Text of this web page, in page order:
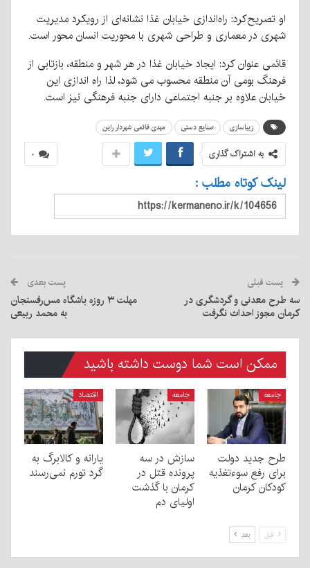
او تصریح‌کرد: راه‌اندازی خیابان غذا نشانه‌ای از رویکرد مدیریت
شهری در معماری و طراحی شهری با محوریت انسان محور است.
قائمی عنوان کرد: ایجاد خیابان غذا در هر شهر و منطقه‌، بازتابی از
فرهنگ بومی آن منطقه محسوب می شود، لذا راه اندازی این
خیابان علاوه بر جنبه اجتماعی دارای جنبه فرهنگی نیز است.
زیباسازی صنایع دستی مهدی قائمی شهردار راین
۰ به اشتراک گذاری
لینک کوتاه مطلب :
پست قبلی
سه طرح معدنی و گردشگری در
کرمان مجوز احداث نگرفت
پست بعدی
مهلت ۳ روزه باشگاه مس‌رفسنجان
به محمد ربیعی
ممکن است شما دوست داشته باشید
جامعه
طرح جدید دولت
برای رفع سوءتغذیه
کودکان کرمان
جامعه
سازش در سه
پرونده قتل در
کرمان با گذشت
اولیای دم
اقتصاد
یارانه و کالابرگ به
گرد تورم نمی‌رسند
قبل بعد